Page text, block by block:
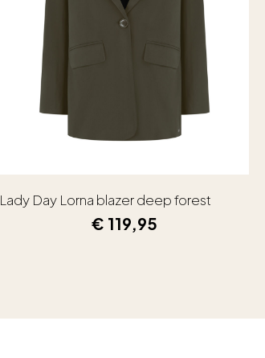
Lady Day Lorna blazer deep forest
€ 119,95